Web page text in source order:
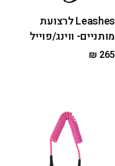
Leashes לרצועת
מותניים- ווינג/פוייל
₪ 265